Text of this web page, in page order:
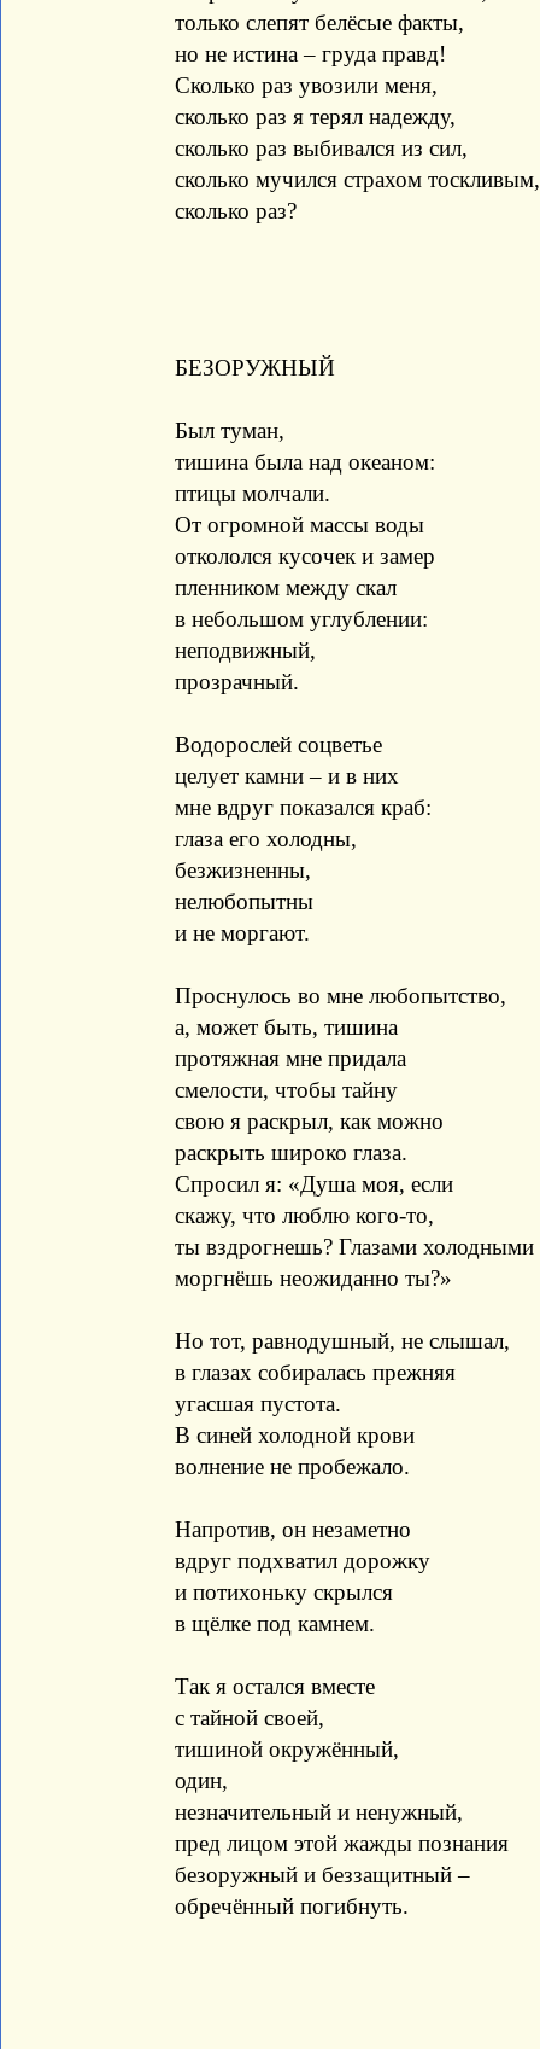
только слепят белёсые факты,
но не истина – груда правд!
Сколько раз увозили меня,
сколько раз я терял надежду,
сколько раз выбивался из сил,
сколько мучился страхом
сколько раз?
БЕЗОРУЖНЫЙ
Был туман,
тишина была над океаном:
птицы молчали.
От огромной массы воды
откололся кусочек и замер
пленником между скал
в небольшом углублении:
неподвижный,
прозрачный.
Водорослей соцветье
целует камни – и в них
мне вдруг показался краб:
глаза его холодны,
безжизненны,
нелюбопытны
и не моргают.
Проснулось во мне любопытство,
а, может быть, тишина
протяжная мне придала
смелости, чтобы тайну
свою я раскрыл, как можно
раскрыть широко глаза.
Спросил я: «Душа моя, если
скажу, что люблю кого-то,
ты вздрогнешь? Глазами холодными
моргнёшь неожиданно ты?»
Но тот, равнодушный, не слышал,
в глазах собиралась прежняя
угасшая пустота.
В синей холодной крови
волнение не пробежало.
Напротив, он незаметно
вдруг подхватил дорожку
и потихоньку скрылся
в щёлке под камнем.
Так я остался вместе
с тайной своей,
тишиной окружённый,
один,
незначительный и ненужный,
пред лицом этой жажды познания
безоружный и беззащитный –
обречённый погибнуть.